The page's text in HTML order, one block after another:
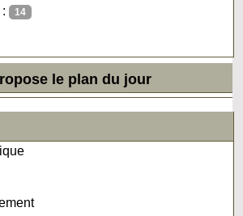
: 14
le plan du jour